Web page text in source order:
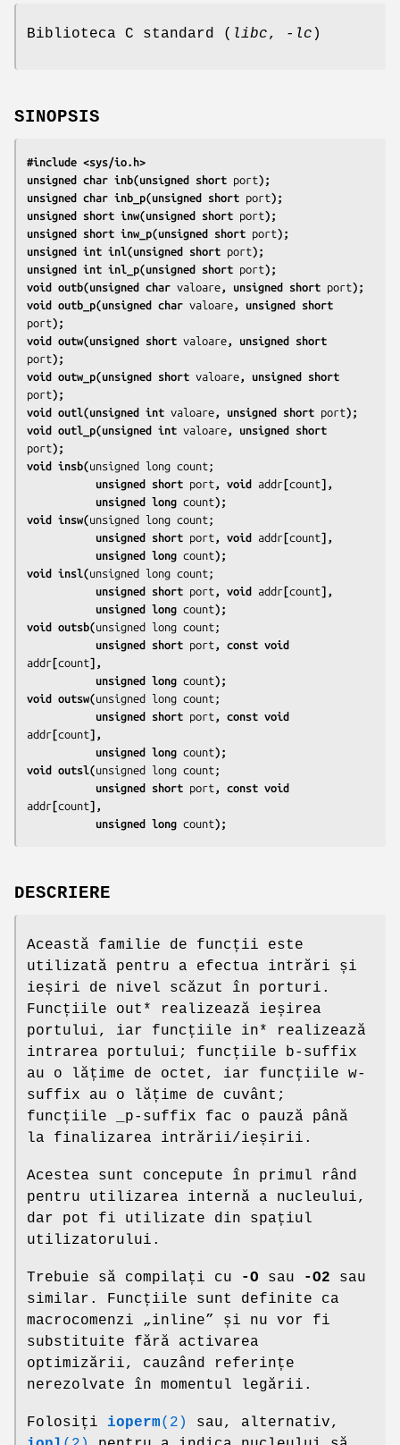
Biblioteca C standard ( libc, -lc )
SINOPSIS
#include <sys/io.h>
unsigned char inb(unsigned short port);
unsigned char inb_p(unsigned short port);
unsigned short inw(unsigned short port);
unsigned short inw_p(unsigned short port);
unsigned int inl(unsigned short port);
unsigned int inl_p(unsigned short port);
void outb(unsigned char valoare , unsigned short port);
void outb_p(unsigned char valoare
port);
void outw(unsigned short valoare
port);
void outw_p(unsigned short valoare
port);
void outl(unsigned int valoare , unsigned short port);
void outl_p(unsigned int valoare
port);
void insb(
           unsigned short
port , void addr[count],
           unsigned long
count);
void insw(
           unsigned short
port , void addr[count],
           unsigned long
count);
void insl(
           unsigned short
port , void addr[count],
           unsigned long
count);
void outsb(
           unsigned short
port
addr[count],
           unsigned long
count);
void outsw(
           unsigned short
port
addr[count],
           unsigned long
count);
void outsl(
           unsigned short
port
addr[count],
           unsigned long
count);
DESCRIERE
Această familie de funcții este
utilizată pentru a efectua intrări și
ieșiri de nivel scăzut în porturi.
Funcțiile out* realizează ieșirea
portului, iar funcțiile in* realizează
intrarea portului; funcțiile b-suffix
au o lățime de octet, iar funcțiile w-
suffix au o lățime de cuvânt;
funcțiile _p-suffix fac o pauză până
la finalizarea intrării/ieșirii.
Acestea sunt concepute în primul rând
pentru utilizarea internă a nucleului,
dar pot fi utilizate din spațiul
utilizatorului.
Trebuie să compilați cu -O sau -O2 sau
similar. Funcțiile sunt definite ca
macrocomenzi „inline” și nu vor fi
substituite fără activarea
optimizării, cauzând referințe
nerezolvate în momentul legării.
Folosiți ioperm(2)
sau, alternativ,